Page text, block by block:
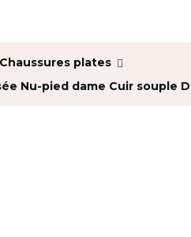
Chaussures plates
Nu-pied dame Cuir souple